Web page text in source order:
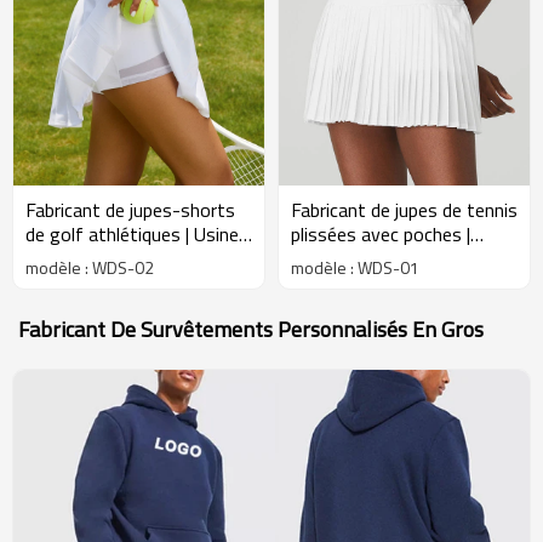
Fabricant de jupes-shorts
de golf athlétiques | Usine
de jupes de tennis plissées
blanches Activewear pour
modèle : WDS-02
Fabricant de jupes de tennis
plissées avec poches |
Usine de jupes-shorts de
sport fluides pour
course à pied
modèle : WDS-01
Fabricant De Survêtements Personnalisés En Gros